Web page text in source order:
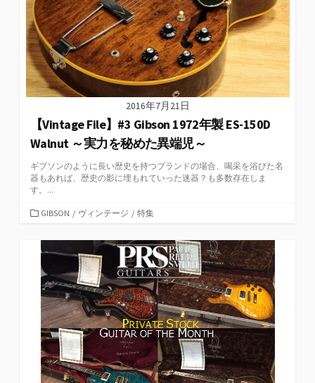
2016年7月21日
【Vintage File】#3 Gibson 1972年製 ES-150D
Walnut ～実力を秘めた異端児～
ギブソンのように長い歴史を持つブランドの場合、喝采を浴びた名
器もあれば、歴史の影に埋もれていった迷器？も多数存在しま
す。...
カ
ゴ
リ
ー
GIBSON / ヴィンテージ / 特集